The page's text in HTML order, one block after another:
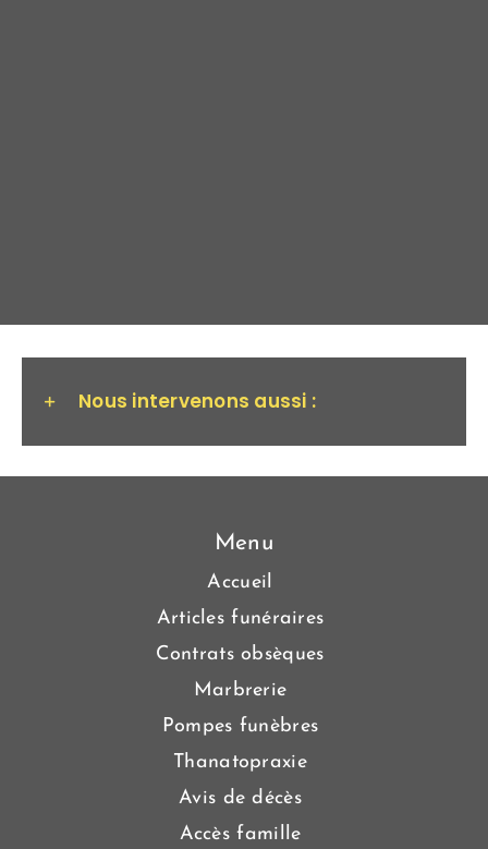
Nous intervenons aussi :
Menu
Accueil
Articles funéraires
Contrats obsèques
Marbrerie
Pompes funèbres
Thanatopraxie
Avis de décès
Accès famille